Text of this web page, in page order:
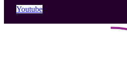
Youtube